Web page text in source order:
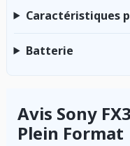
Caractéristiques
Batterie
Avis Sony
Plein Format